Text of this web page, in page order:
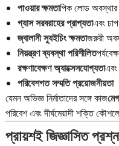
পাওয়ার ক্ষমতাপিক লোড
গ্যাস সরবরাহের প্রাপ্যতাএবং
জ্বালানী স্যুইচিং ক্ষমতাজরুরী
নিয়ন্ত্রণ ব্যবস্থা পরিশীলিত
রক্ষণাবেক্ষণ অ্যাক্সেসযোগ্যতাএবং
পরিবেশগত সম্মতি প্রয়োজনীয়তা
যেমন অভিজ্ঞ নির্মাতাদের সঙ্গে কাজ
পরিবেশ এবং দীর্ঘমেয়াদী শক্তি
প্রায়শই জিজ্ঞাসিত